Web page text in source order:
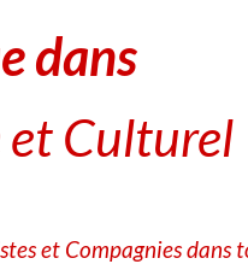
des Béta-Lecteurs
dans
Culturel
et Compagnies dans